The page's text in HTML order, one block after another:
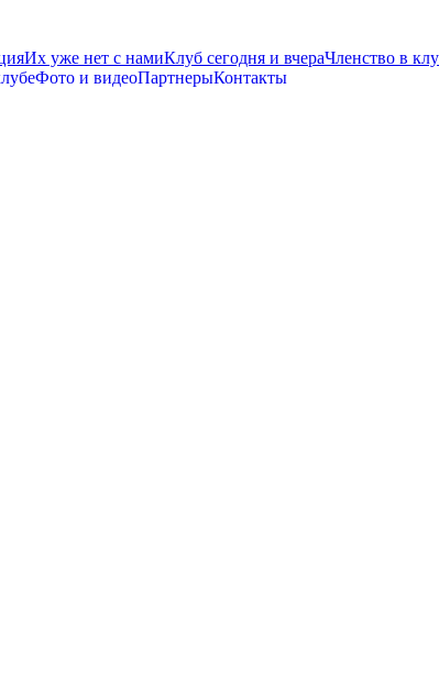
Их уже нет с намиКлуб сегодня и вчераЧленство в
Фото и видеоПартнерыКонтакты